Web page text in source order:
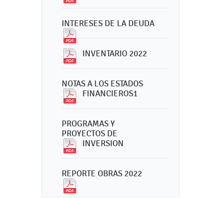
INTERESES DE LA DEUDA
INVENTARIO 2022
NOTAS A LOS ESTADOS
FINANCIEROS1
PROGRAMAS Y
PROYECTOS DE
INVERSION
REPORTE OBRAS 2022